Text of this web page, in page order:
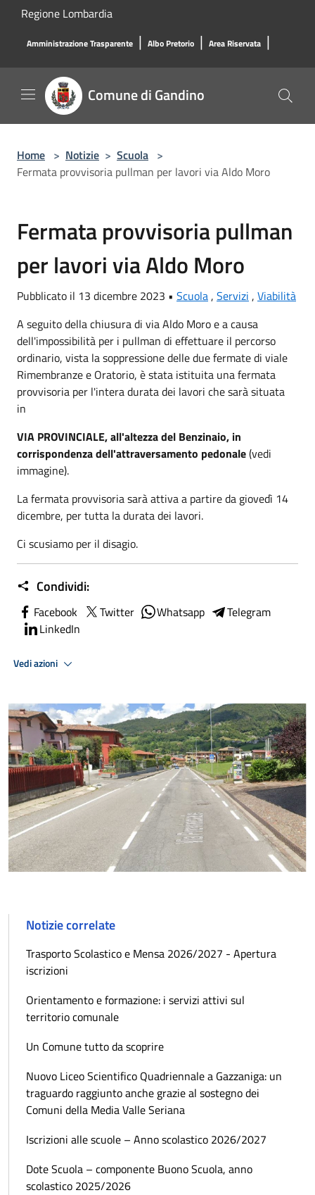
Salta al contenuto principale
Regione Lombardia
Amministrazione Trasparente | Albo Pretorio | Area Riservata |
Comune di Gandino
Home > Notizie > Scuola >
Fermata provvisoria pullman per lavori via Aldo Moro
Fermata provvisoria pullman
per lavori via Aldo Moro
Pubblicato il 13 dicembre 2023 • Scuola, Servizi , Viabilità
A seguito della chiusura di via Aldo Moro e a causa
dell'impossibilità per i pullman di effettuare il percorso
ordinario, vista la soppressione delle due fermate di viale
Rimembranze e Oratorio, è stata istituita una fermata
provvisoria per l'intera durata dei lavori che sarà situata
in
VIA PROVINCIALE, all'altezza del Benzinaio, in
corrispondenza dell'attraversamento pedonale(vedi
immagine).
La fermata provvisoria sarà attiva a partire da giovedì 14
dicembre, per tutta la durata dei lavori.
Ci scusiamo per il disagio.
Condividi:
Facebook Twitter Whatsapp
Telegram
LinkedIn
Vedi azioni
Notizie correlate
Trasporto Scolastico e Mensa 2026/2027 - Apertura
iscrizioni
Orientamento e formazione: i servizi attivi sul
territorio comunale
Un Comune tutto da scoprire
Nuovo Liceo Scientifico Quadriennale a Gazzaniga: un
traguardo raggiunto anche grazie al sostegno dei
Comuni della Media Valle Seriana
Iscrizioni alle scuole – Anno scolastico 2026/2027
Dote Scuola – componente Buono Scuola, anno
scolastico 2025/2026